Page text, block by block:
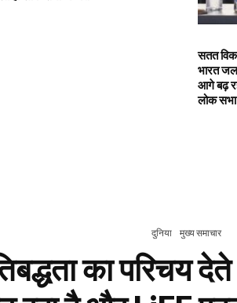
सतत
भारत
आगे बढ़
लोक सभा
दुनिया मुख्य समाचार
का परिचय देते